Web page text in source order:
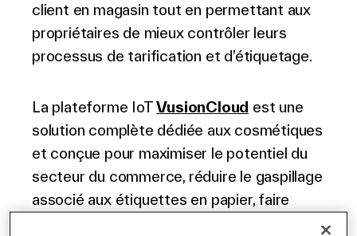
client en magasin tout en permettant aux
propriétaires de mieux contrôler leurs
processus de tarification et d’étiquetage.
La plateforme IoTVusionCloud est une
solution complète dédiée aux cosmétiques
et conçue pour maximiser le potentiel du
secteur du commerce, réduire le gaspillage
associé aux étiquettes en papier, faire